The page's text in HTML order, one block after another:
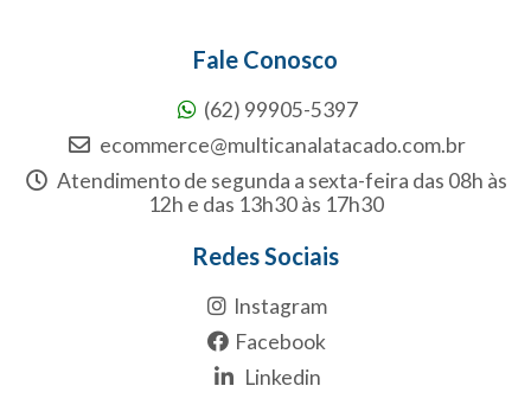
Fale Conosco
(62) 99905-5397
ecommerce@multicanalatacado.com.br
Atendimento de segunda a sexta-feira das 08h às
12h e das 13h30 às 17h30
Redes Sociais
Instagram
Facebook
Linkedin